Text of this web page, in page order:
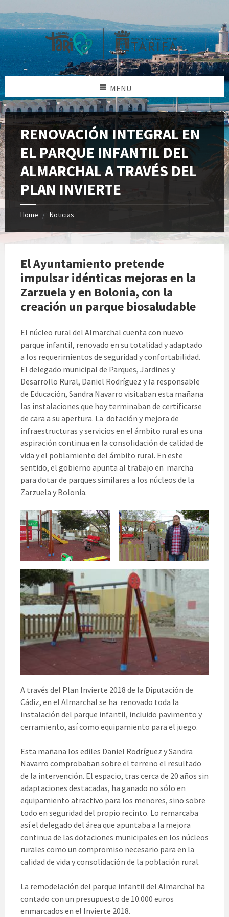
MENU
RENOVACIÓN INTEGRAL EN
EL PARQUE INFANTIL DEL
ALMARCHAL A TRAVÉS DEL
PLAN INVIERTE
Home Noticias
El Ayuntamiento pretende
impulsar idénticas mejoras en la
Zarzuela y en Bolonia, con la
creación un parque biosaludable
El núcleo rural del Almarchal cuenta con nuevo
parque infantil, renovado en su totalidad y adaptado
a los requerimientos de seguridad y confortabilidad.
El delegado municipal de Parques, Jardines y
Desarrollo Rural, Daniel Rodríguez y la responsable
de Educación, Sandra Navarro visitaban esta mañana
las instalaciones que hoy terminaban de certificarse
de cara a su apertura. La dotación y mejora de
infraestructuras y servicios en el ámbito rural es una
aspiración continua en la consolidación de calidad de
vida y el poblamiento del ámbito rural. En este
sentido, el gobierno apunta al trabajo en marcha
para dotar de parques similares a los núcleos de la
Zarzuela y Bolonia.
A través del Plan Invierte 2018 de la Diputación de
Cádiz, en el Almarchal se ha renovado toda la
instalación del parque infantil, incluido pavimento y
cerramiento, así como equipamiento para el juego.
Esta mañana los ediles Daniel Rodríguez y Sandra
Navarro comprobaban sobre el terreno el resultado
de la intervención. El espacio, tras cerca de 20 años sin
adaptaciones destacadas, ha ganado no sólo en
equipamiento atractivo para los menores, sino sobre
todo en seguridad del propio recinto. Lo remarcaba
así el delegado del área que apuntaba a la mejora
continua de las dotaciones municipales en los núcleos
rurales como un compromiso necesario para en la
calidad de vida y consolidación de la población rural.
La remodelación del parque infantil del Almarchal ha
contado con un presupuesto de 10.000 euros
enmarcados en el Invierte 2018.